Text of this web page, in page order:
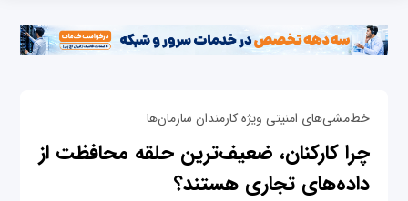
خط‌مشی‌های امنیتی ویژه کارمندان سازمان‌ها
چرا کارکنان، ضعیف‌ترین حلقه محافظت از
داده‌های تجاری هستند؟